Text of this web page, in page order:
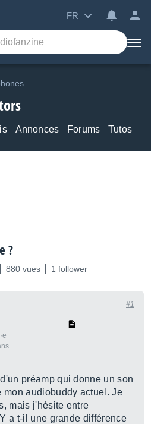
FR
Annonces Forums Tutos
?
880 vues 1 follower
#1
préamp qui donne un son
mon audiobuddy actuel. Je
mais j'hésite entre
a t-il une grande différence